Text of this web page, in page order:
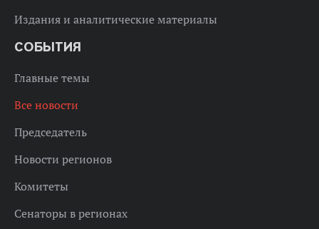
Издания и аналитические материалы
СОБЫТИЯ
Главные темы
Все новости
Председатель
Новости регионов
Комитеты
Сенаторы в регионах